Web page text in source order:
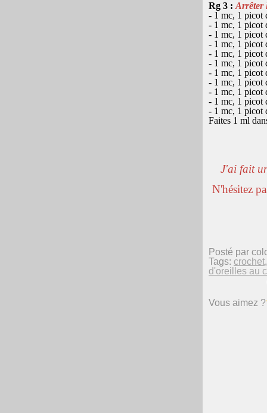
Rg 3 : Arrêter
- 1 mc, 1 picot
- 1 mc, 1 picot
- 1 mc, 1 picot
- 1 mc, 1 picot
- 1 mc, 1 picot
- 1 mc, 1 picot
- 1 mc, 1 picot
- 1 mc, 1 picot
- 1 mc, 1 picot
- 1 mc, 1 picot
- 1 mc, 1 picot
Faites 1 ml
J'ai fait
N'hésitez
Posté par
Tags: crochet,
d'oreilles au
Vous aimez ?